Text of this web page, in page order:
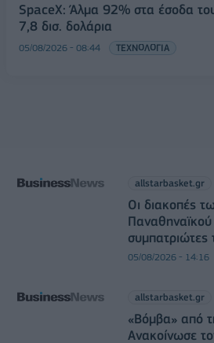
SpaceX: Άλμα 92% στα έσοδα
7,8 δισ. δολάρια
05/08/2026 - 08:44 ΤΕΧΝΟΛΟΓΙΑ
allstarbasket.gr
Οι διακοπές
Παναθηναϊκού
05/08/2026 - 14:16
allstarbasket.gr
«Βόμβα» από
Ανακοίνωσε